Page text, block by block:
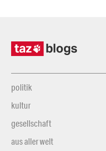
politik
kultur
gesellschaft
aus aller welt